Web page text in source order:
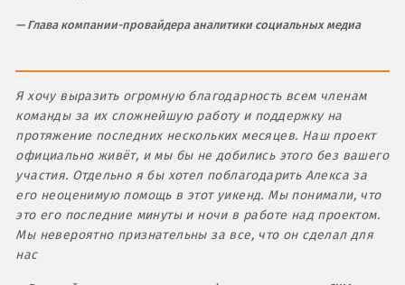
Глава компании-провайдера аналитики социальных медиа
Я хочу выразить огромную благодарность всем членам
команды за их сложнейшую работу и поддержку на
протяжение последних нескольких месяцев. Наш проект
официально живёт, и мы бы не добились этого без вашего
участия. Отдельно я бы хотел поблагодарить Алекса за
его неоценимую помощь в этот уикенд. Мы понимали, что
это его последние минуты и ночи в работе над проектом.
Мы невероятно признательны за все, что он сделал для
нас